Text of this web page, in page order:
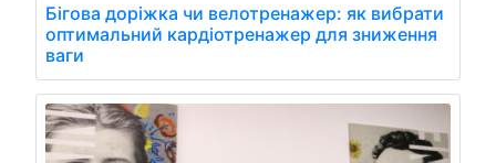
Бігова доріжка чи велотренажер: як вибрати
оптимальний кардіотренажер для зниження
ваги